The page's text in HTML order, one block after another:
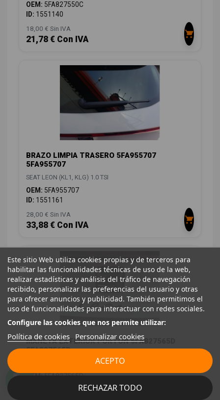
OEM: 5FA827550C
ID: 1551140
18,00 € Sin IVA
21,78 € Con IVA
BRAZO LIMPIA TRASERO 5FA955707
5FA955707
SEAT LEON (KL1, KLG) 1.0 TSI
OEM: 5FA955707
ID: 1551161
28,00 € Sin IVA
33,88 € Con IVA
MANETA EXTERIOR PORTON 5FA827565D
5FA827565D
SEAT LEON (KL1, KLG) 1.0 TSI
OEM:5FA827565D
Este sitio Web utiliza cookies propias y de terceros para
habilitar las funcionalidades técnicas de uso de la web,
realizar estadísticas y análisis del tráfico de navegación
recibido, personalizar las preferencias del usuario y otras
para ofrecer anuncios y publicidad. También permitimos el
uso de funcionalidades para interactuar con redes sociales.
Configure las cookies que nos permite utilizar:
Política de cookies Personalizar cookies
RECHAZAR TODO
ACEPTO